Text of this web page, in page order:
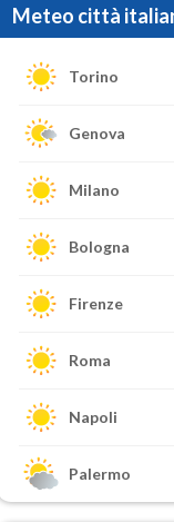
Meteo città
Torino
Genova
Milano
Bologna
Firenze
Roma
Napoli
Palermo